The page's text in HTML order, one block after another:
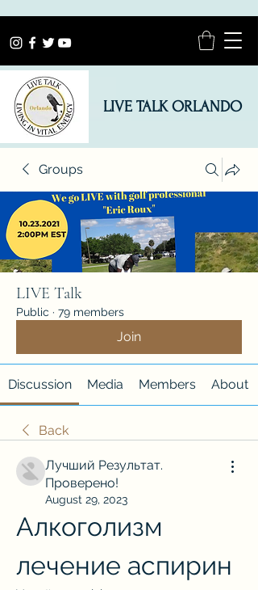
LIVE TALK ORLANDO
Groups
LIVE Talk
Public · 79 members
Join
Discussion Media Members About
Back
Лучший Результат.
Проверено!
August 29, 2023
Алкоголизм
лечение аспирин